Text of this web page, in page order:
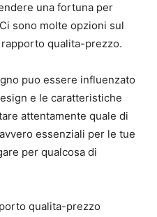
una fortuna per
sono molte opzioni sul
qualita-prezzo.
puo essere influenzato
e le caratteristiche
attentamente quale di
essenziali per le tue
per qualcosa di
qualita-prezzo